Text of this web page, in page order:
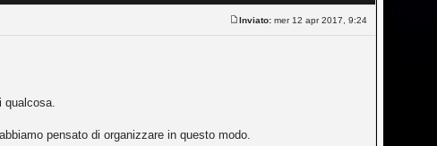
Inviato: mer 12 apr 2017, 9:24
qualcosa.
pensato di organizzare in questo modo.